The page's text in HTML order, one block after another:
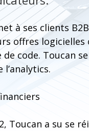
à ses clients
offres
code. Toucan
Toucan a su se